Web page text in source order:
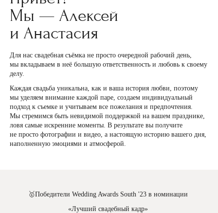
Мы — Алексей
и Анастасия
Для нас свадебная съёмка не просто очередной рабочий день,
мы вкладываем в неё большую ответственность и любовь к своему
делу.
Каждая свадьба уникальна, как и ваша история любви, поэтому
мы уделяем внимание каждой паре, создаем индивидуальный
подход к съемке и учитываем все пожелания и предпочтения.
Мы стремимся быть невидимой поддержкой на вашем празднике,
ловя самые искренние моменты. В результате вы получите
не просто фотографии и видео, а настоящую историю вашего дня,
наполненную эмоциями и атмосферой.
🥇Победители Wedding Awards South '23 в номинации
«Лучший свадебный кадр»